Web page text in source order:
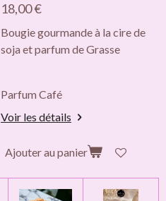
18,00 €
Bougie gourmande à la cire de
soja et parfum de Grasse
Parfum Café
Voir les détails
Ajouter au panier